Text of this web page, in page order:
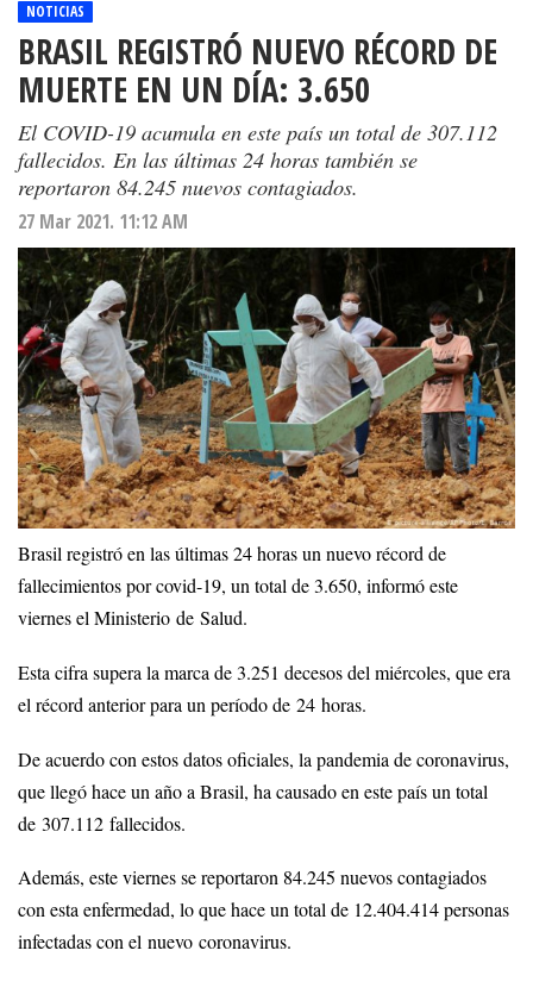
NOTICIAS
BRASIL REGISTRÓ NUEVO RÉCORD DE
MUERTE EN UN DÍA: 3.650
El COVID-19 acumula en este país un total de 307.112
fallecidos. En las últimas 24 horas también se
reportaron 84.245 nuevos contagiados.
27 Mar 2021. 11:12 AM
Brasil registró en las últimas 24 horas un nuevo récord de
fallecimientos por covid-19, un total de 3.650, informó este
viernes el Ministerio de Salud.
Esta cifra supera la marca de 3.251 decesos del miércoles, que era
el récord anterior para un período de 24 horas.
De acuerdo con estos datos oficiales, la pandemia de coronavirus,
que llegó hace un año a Brasil, ha causado en este país un total
de 307.112 fallecidos.
Además, este viernes se reportaron 84.245 nuevos contagiados
con esta enfermedad, lo que hace un total de 12.404.414 personas
infectadas con el nuevo coronavirus.